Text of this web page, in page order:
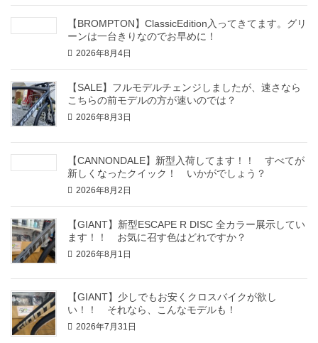
【BROMPTON】ClassicEdition入ってきてます。グリ
ーンは一台きりなのでお早めに！
2026年8月4日
【SALE】フルモデルチェンジしましたが、速さなら
こちらの前モデルの方が速いのでは？
2026年8月3日
【CANNONDALE】新型入荷してます！！ すべてが
新しくなったクイック！ いかがでしょう？
2026年8月2日
【GIANT】新型ESCAPE R DISC 全カラー展示してい
ます！！ お気に召す色はどれですか？
2026年8月1日
【GIANT】少しでもお安くクロスバイクが欲し
い！！ それなら、こんなモデルも！
2026年7月31日